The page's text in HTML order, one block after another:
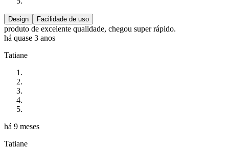
Design Facilidade de uso
produto de excelente qualidade, chegou super rápido.
há quase 3 anos
Tatiane
há 9 meses
Tatiane